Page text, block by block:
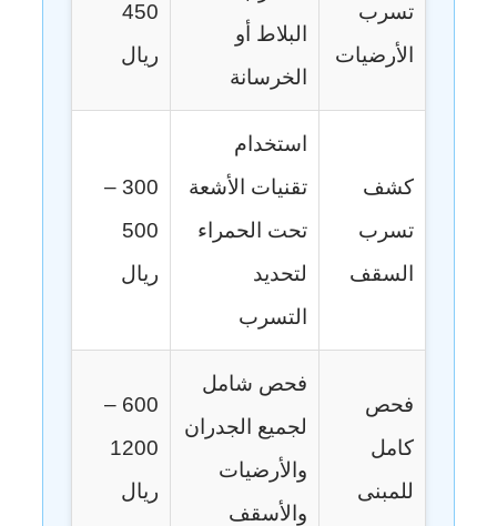
تسرب
الأرضيات
البلاط أو
الخرسانة
450
ريال
كشف
تسرب
السقف
استخدام
تقنيات الأشعة
تحت الحمراء
لتحديد
التسرب
300 –
500
ريال
فحص
كامل
للمبنى
فحص شامل
لجميع الجدران
والأرضيات
والأسقف
600 –
1200
ريال